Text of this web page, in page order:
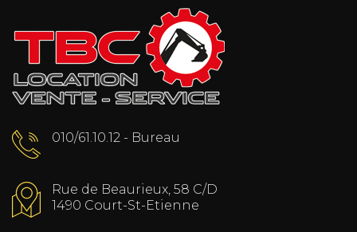
010/61.10.12 - Bureau
Rue de Beaurieux, 58 C/D
1490 Court-St-Etienne